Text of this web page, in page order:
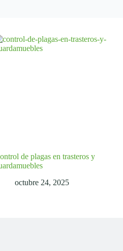
de plagas en trasteros y
octubre 24, 2025